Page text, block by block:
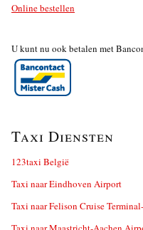
Online bestellen
U kunt nu ook betalen met
Taxi Diensten
123taxi België
Taxi naar Eindhoven Airport
Taxi naar Felison Cruise